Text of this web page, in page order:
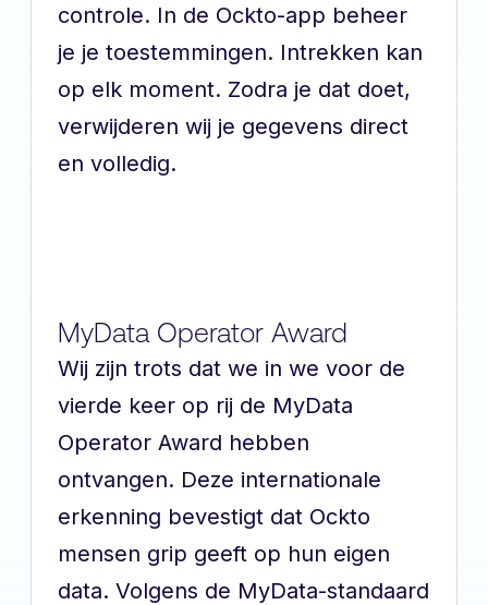
controle. In de Ockto-app beheer
je je toestemmingen. Intrekken kan
op elk moment. Zodra je dat doet,
verwijderen wij je gegevens direct
en volledig.
MyData Operator Award
Wij zijn trots dat we in we voor de
vierde keer op rij de MyData
Operator Award hebben
ontvangen. Deze internationale
erkenning bevestigt dat Ockto
mensen grip geeft op hun eigen
data. Volgens de MyData-standaard